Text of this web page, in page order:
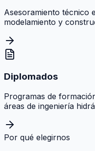
Asesoramiento técnico
modelamiento y
Diplomados
Programas de
áreas de ingeniería
Por qué elegirnos